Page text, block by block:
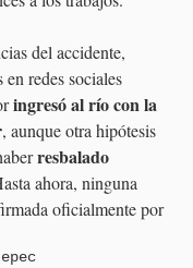
del accidente,
redes sociales
ingresó al río con la
, aunque otra hipótesis
resbalado
ahora, ninguna
oficialmente por